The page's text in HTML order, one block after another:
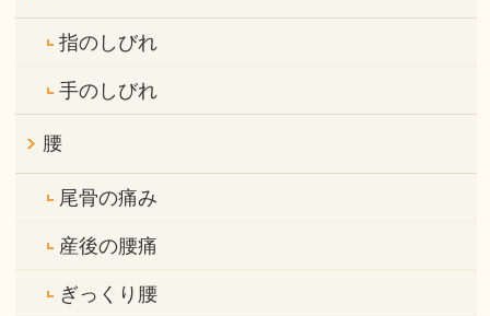
指のしびれ
手のしびれ
腰
尾骨の痛み
産後の腰痛
ぎっくり腰